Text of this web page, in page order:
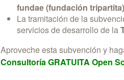
fundae (fundación tripartita)
La tramitación de la
servicios de desarrollo de la
Aproveche esta subvención y
Consultoría GRATUITA Open